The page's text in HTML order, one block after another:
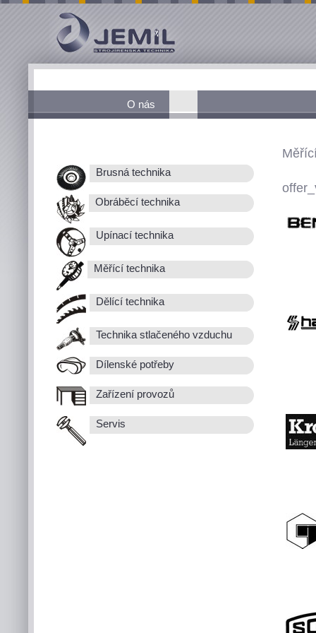
O nás
Brusná technika
Obráběcí technika
Upínací technika
Měřící technika
Dělící technika
Technika stlačeného vzduchu
Dílenské potřeby
Zařízení provozů
Servis